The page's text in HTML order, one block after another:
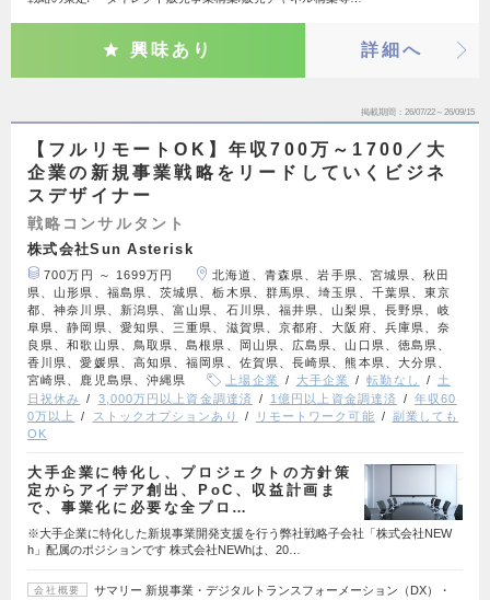
興味あり 詳細へ
掲載期間 26/07/22～26/09/15
【フルリモートOK】年収700万～1700／大
企業の新規事業戦略をリードしていくビジネ
スデザイナー
戦略コンサルタント
株式会社Sun Asterisk
700万円 ～ 1699万円
北海道、青森県、岩手県、宮城県、秋田
県、山形県、福島県、茨城県、栃木県、群馬県、埼玉県、千葉県、東京
都、神奈川県、新潟県、富山県、石川県、福井県、山梨県、長野県、岐
阜県、静岡県、愛知県、三重県、滋賀県、京都府、大阪府、兵庫県、奈
良県、和歌山県、鳥取県、島根県、岡山県、広島県、山口県、徳島県、
香川県、愛媛県、高知県、福岡県、佐賀県、長崎県、熊本県、大分県、
宮崎県、鹿児島県、沖縄県
上場企業 大手企業 転勤なし
土
日祝休み
3,000万円以上資金調達済 1億円以上資金調達済
年収60
0万以上
ストックオプションあり リモートワーク可能
副業しても
OK
大手企業に特化し、プロジェクトの方針策
定からアイデア創出、PoC、収益計画ま
で、事業化に必要な全プロ…
※大手企業に特化した新規事業開発支援を行う弊社戦略子会社「株式会社NEW
h」配属のポジションです 株式会社NEWhは、20…
会社概要
サマリー 新規事業・デジタルトランスフォーメーション（DX）・